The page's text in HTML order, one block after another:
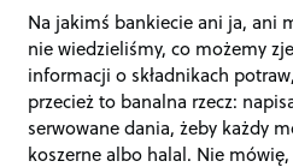
Na jakimś bankiecie ani ja, ani
nie wiedzieliśmy, co możemy
informacji o składnikach
przecież to banalna rzecz:
serwowane dania, żeby każdy
koszerne albo halal. Nie